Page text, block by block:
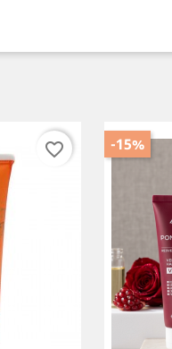
favorite_border -15%